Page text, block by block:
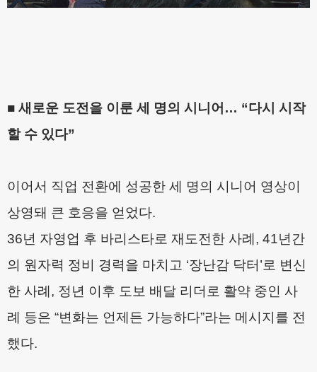
■ 새로운 도전을 이룬 세 명의 시니어 … “다시 시작
할 수 있다”
이어서 직업 전환에 성공한 세 명의 시니어 영상이
상영돼 큰 호응을 얻었다.
36년 자영업 후 바리스타로 재도전한 사례, 41년간
의 원자력 정비 경력을 마치고 ‘장난감 닥터’로 변신
한 사례, 정년 이후 도보 배달 리더로 활약 중인 사
례 등은 “변화는 언제든 가능하다”라는 메시지를 전
했다.